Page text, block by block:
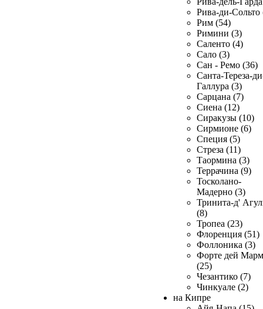
Рива-ди-Сольто
Рим (54)
Римини (3)
Саленто (4)
Сало (3)
Сан - Ремо (36)
Санта-Тереза-
Галлура (3)
Сарцана (7)
Сиена (12)
Сиракузы (10)
Сирмионе (6)
Специя (5)
Стреза (11)
Таормина (3)
Террачина (9)
Тосколано-
Мадерно (3)
Тринита-д'
(8)
Тропеа (23)
Флоренция (51)
Фоллоника (3)
Форте дей
(25)
Чезантико (7)
Чинкуале (2)
на Кипре